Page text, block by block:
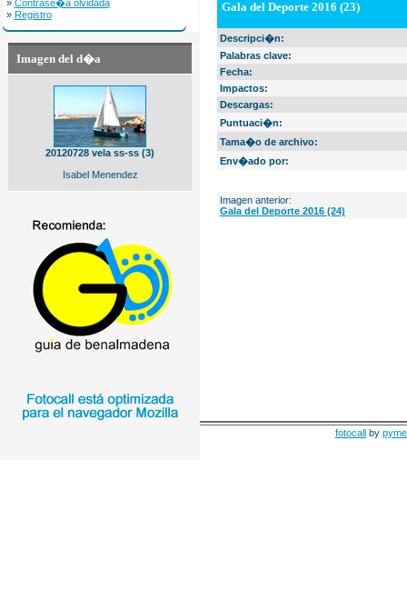
» Contrase�a olvidada
» Registro
Imagen del d�a
20120728 vela ss-ss (3)
Isabel Menendez
Gala del Deporte 2016 (23)
Descripci�n:
Palabras clave:
Fecha:
Impactos:
Descargas:
Puntuaci�n:
Tama�o de archivo:
Env�ado por:
Imagen anterior:
Gala del Deporte 2016 (24)
fotocall by